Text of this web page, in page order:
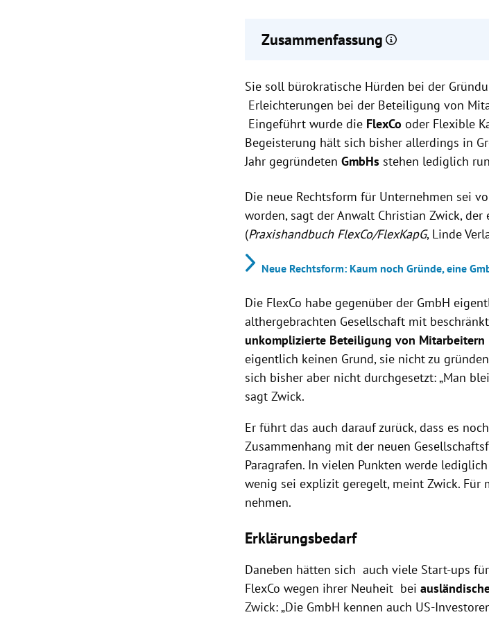
Zusammenfassung
Rechtsunsicherheiten und Erklärungsbedarf
Verbreitung der FlexCo, trotz ihrer Vorteile
Gläubigerschützer sehen ein höheres
der FlexCo
Sie soll bürokratische Hürden bei der
Erleichterungen bei der Beteiligung von
Eingeführt wurde die FlexCo oder Flexible
Begeisterung hält sich bisher allerdings in
Jahr gegründetenGmbHs stehen lediglich
Die neue Rechtsform für Unternehmen sei
worden, sagt der Anwalt Christian Zwick,
(Praxishandbuch FlexCo/FlexKapG, Linde
Neue Rechtsform: Kaum noch Gründe, eine
Die FlexCo habe gegenüber der GmbH
althergebrachten Gesellschaft mit
unkomplizierte Beteiligung von Mitarbeitern
eigentlich keinen Grund, sie nicht zu
sich bisher aber nicht durchgesetzt: „Man
sagt Zwick.
Er führt das auch darauf zurück, dass es
Zusammenhang mit der neuen
Paragrafen. In vielen Punkten werde
wenig sei explizit geregelt, meint Zwick. Für
nehmen.
Erklärungsbedarf
Daneben hätten sich auch viele Start-ups
FlexCo wegen ihrer Neuheit bei
Zwick: „Die GmbH kennen auch US-